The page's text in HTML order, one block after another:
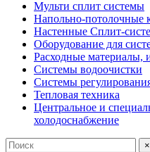
Мульти сплит системы
Напольно-потолочные
Настенные Сплит-
Оборудование для
Расходные материалы,
Системы водоочистки
Системы
Тепловая техника
Центральное и
холодоснабжение
×